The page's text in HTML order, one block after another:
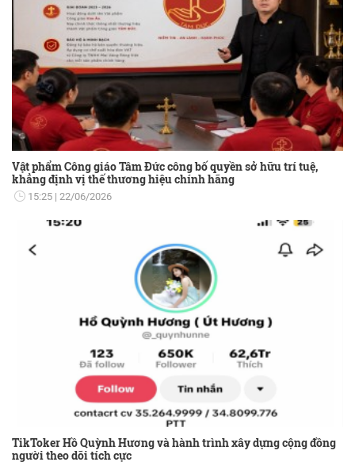
Vật phẩm Công giáo Tâm Đức công bố quyền sở hữu trí tuệ,
khẳng định vị thế thương hiệu chính hãng
15:25 22/06/2026
TikToker Hồ Quỳnh Hương và hành trình xây dựng cộng đồng
người theo dõi tích cực